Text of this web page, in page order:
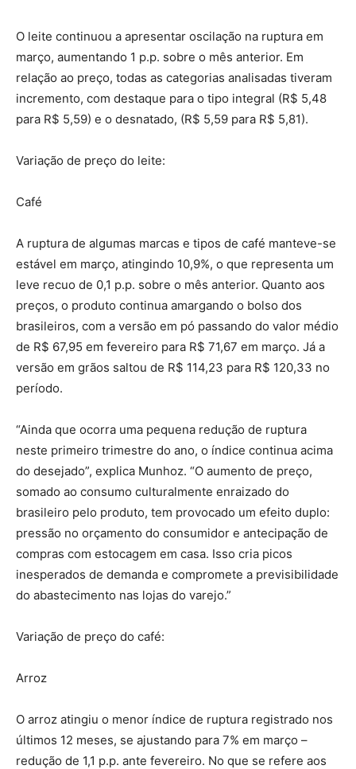
O leite continuou a apresentar oscilação na ruptura em
março, aumentando 1 p.p. sobre o mês anterior. Em
relação ao preço, todas as categorias analisadas tiveram
incremento, com destaque para o tipo integral (R$ 5,48
para R$ 5,59) e o desnatado, (R$ 5,59 para R$ 5,81).
Variação de preço do leite:
Café
A ruptura de algumas marcas e tipos de café manteve-se
estável em março, atingindo 10,9%, o que representa um
leve recuo de 0,1 p.p. sobre o mês anterior. Quanto aos
preços, o produto continua amargando o bolso dos
brasileiros, com a versão em pó passando do valor médio
de R$ 67,95 em fevereiro para R$ 71,67 em março. Já a
versão em grãos saltou de R$ 114,23 para R$ 120,33 no
período.
“Ainda que ocorra uma pequena redução de ruptura
neste primeiro trimestre do ano, o índice continua acima
do desejado”, explica Munhoz. “O aumento de preço,
somado ao consumo culturalmente enraizado do
brasileiro pelo produto, tem provocado um efeito duplo:
pressão no orçamento do consumidor e antecipação de
compras com estocagem em casa. Isso cria picos
inesperados de demanda e compromete a previsibilidade
do abastecimento nas lojas do varejo.”
Variação de preço do café:
Arroz
O arroz atingiu o menor índice de ruptura registrado nos
últimos 12 meses, se ajustando para 7% em março –
redução de 1,1 p.p. ante fevereiro. No que se refere aos